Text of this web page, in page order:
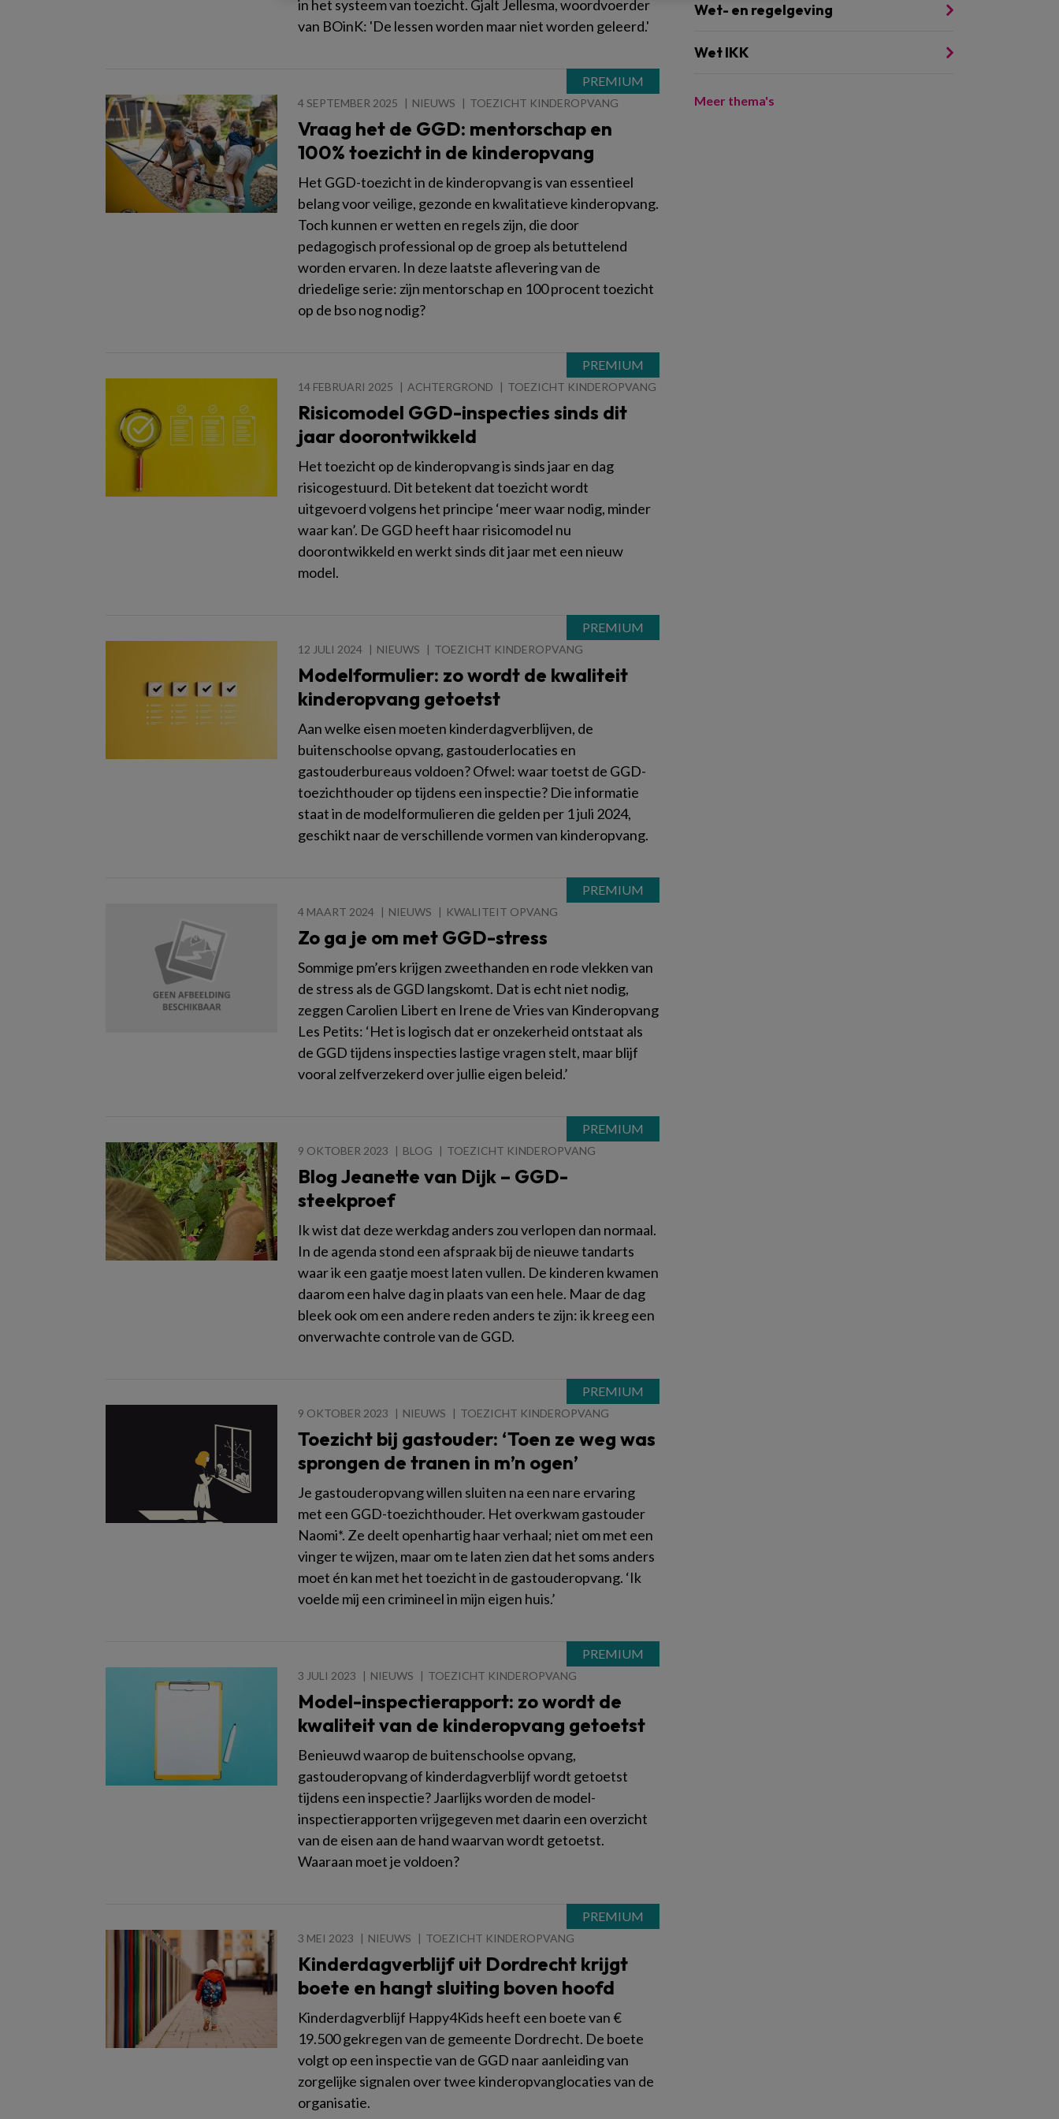
in het systeem van toezicht. Gjalt Jellesma, woordvoerder
van BOinK: 'De lessen worden maar niet worden geleerd.'
4 SEPTEMBER 2025 NIEUWS TOEZICHT KINDEROPVANG
Vraag het de GGD: mentorschap en
100% toezicht in de kinderopvang
Het GGD-toezicht in de kinderopvang is van essentieel
belang voor veilige, gezonde en kwalitatieve kinderopvang.
Toch kunnen er wetten en regels zijn, die door
pedagogisch professional op de groep als betuttelend
worden ervaren. In deze laatste aflevering van de
driedelige serie: zijn mentorschap en 100 procent toezicht
op de bso nog nodig?
14 FEBRUARI 2025 ACHTERGROND TOEZICHT KINDEROPVANG
Risicomodel GGD-inspecties sinds dit
jaar doorontwikkeld
Het toezicht op de kinderopvang is sinds jaar en dag
risicogestuurd. Dit betekent dat toezicht wordt
uitgevoerd volgens het principe ‘meer waar nodig, minder
waar kan’. De GGD heeft haar risicomodel nu
doorontwikkeld en werkt sinds dit jaar met een nieuw
model.
12 JULI 2024 NIEUWS TOEZICHT KINDEROPVANG
Modelformulier: zo wordt de kwaliteit
kinderopvang getoetst
Aan welke eisen moeten kinderdagverblijven, de
buitenschoolse opvang, gastouderlocaties en
gastouderbureaus voldoen? Ofwel: waar toetst de GGD-
toezichthouder op tijdens een inspectie? Die informatie
staat in de modelformulieren die gelden per 1 juli 2024,
geschikt naar de verschillende vormen van kinderopvang.
4 MAART 2024 NIEUWS KWALITEIT OPVANG
Zo ga je om met GGD-stress
Sommige pm’ers krijgen zweethanden en rode vlekken van
de stress als de GGD langskomt. Dat is echt niet nodig,
zeggen Carolien Libert en Irene de Vries van Kinderopvang
Les Petits: ‘Het is logisch dat er onzekerheid ontstaat als
de GGD tijdens inspecties lastige vragen stelt, maar blijf
vooral zelfverzekerd over jullie eigen beleid.’
9 OKTOBER 2023 BLOG TOEZICHT KINDEROPVANG
Blog Jeanette van Dijk – GGD-
steekproef
Ik wist dat deze werkdag anders zou verlopen dan normaal.
In de agenda stond een afspraak bij de nieuwe tandarts
waar ik een gaatje moest laten vullen. De kinderen kwamen
daarom een halve dag in plaats van een hele. Maar de dag
bleek ook om een andere reden anders te zijn: ik kreeg een
onverwachte controle van de GGD.
9 OKTOBER 2023 NIEUWS TOEZICHT KINDEROPVANG
Toezicht bij gastouder: ‘Toen ze weg was
sprongen de tranen in m’n ogen’
Je gastouderopvang willen sluiten na een nare ervaring
met een GGD-toezichthouder. Het overkwam gastouder
Naomi*. Ze deelt openhartig haar verhaal; niet om met een
vinger te wijzen, maar om te laten zien dat het soms anders
moet én kan met het toezicht in de gastouderopvang. ‘Ik
voelde mij een crimineel in mijn eigen huis.’
3 JULI 2023 NIEUWS TOEZICHT KINDEROPVANG
Model-inspectierapport: zo wordt de
kwaliteit van de kinderopvang getoetst
Benieuwd waarop de buitenschoolse opvang,
gastouderopvang of kinderdagverblijf wordt getoetst
tijdens een inspectie? Jaarlijks worden de model-
inspectierapporten vrijgegeven met daarin een overzicht
van de eisen aan de hand waarvan wordt getoetst.
Waaraan moet je voldoen?
3 MEI 2023 NIEUWS TOEZICHT KINDEROPVANG
Kinderdagverblijf uit Dordrecht krijgt
boete en hangt sluiting boven hoofd
Kinderdagverblijf Happy4Kids heeft een boete van €
19.500 gekregen van de gemeente Dordrecht. De boete
volgt op een inspectie van de GGD naar aanleiding van
zorgelijke signalen over twee kinderopvanglocaties van de
organisatie.
Wet- en regelgeving
Wet IKK
Meer thema's